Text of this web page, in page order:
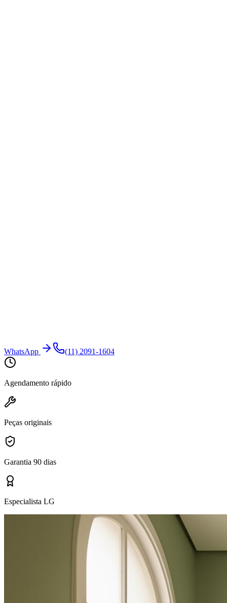
WhatsApp (11) 2091-1604
Agendamento rápido
Peças originais
Garantia 90 dias
Especialista LG